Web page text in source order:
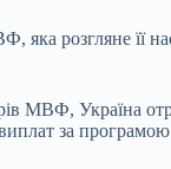
яка розгляне її
МВФ, Україна
за